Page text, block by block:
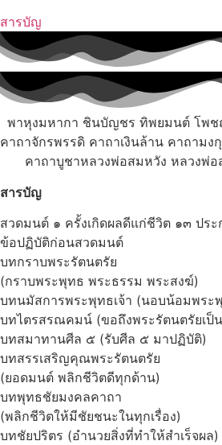
สารบัญ
พาหุงมหากา ชินบัญชร ทิพยมนต์ โพ
คาถาจักรพรรดิ คาถาเงินล้าน คาถาม
คาถาบูชาหลวงพ่อสมหวัง หลวงพ่อ
สารบัญ
สวดมนต์ ๑ ครั้งเกิดผลดีแก่ชีวิต ๑๓ ประ
ข้อปฏิบัติก่อนสวดมนต์
บทกราบพระรัตนตรัย
(กราบพระพุทธ พระธรรม พระสงฆ์)
บทนมัสการพระพุทธเจ้า (นอบน้อมพระ
บทไตรสรณคมน์ (ขอถึงพระรัตนตรัยเป็
บทสมาทานศีล ๕ (รับศีล ๕ มาปฏิบัติ)
บทสรรเสริญคุณพระรัตนตรัย
(ยอดมนต์ พลิกชีวิตดีทุกด้าน)
บทพุทธชัยมงคลคาถา
(พลิกชีวิตให้มีชัยชนะในทุกเรื่อง)
บทชัยปริตร (อำนวยสิ่งที่ทำให้สำเร็จผล)